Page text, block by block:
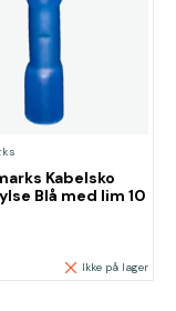
Kabelsko
Blå med lim 10
Ikke på lager